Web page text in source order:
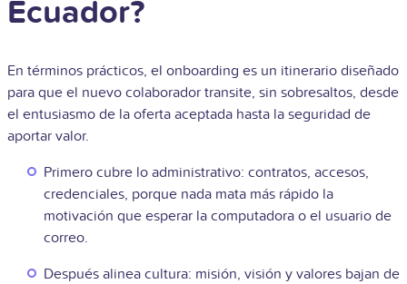
Ecuador?
En términos prácticos, el onboarding es un itinerario diseñado
para que el nuevo colaborador transite, sin sobresaltos, desde
el entusiasmo de la oferta aceptada hasta la seguridad de
aportar valor.
Primero cubre lo administrativo: contratos, accesos,
credenciales, porque nada mata más rápido la
motivación que esperar la computadora o el usuario de
correo.
Después alinea cultura: misión, visión y valores bajan de